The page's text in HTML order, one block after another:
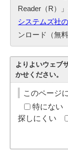
Reader（R）
システムズ社
ンロード（無
よりよいウェブ
かせください。
このページ
特にない
探しにくい